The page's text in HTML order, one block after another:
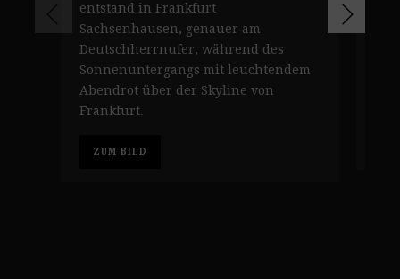
entstand in Frankfurt
Sachsenhausen, genauer am
Deutschherrnufer, während des
Sonnenuntergangs mit leuchtendem
Abendrot über der Skyline von
Frankfurt.
ZUM BILD